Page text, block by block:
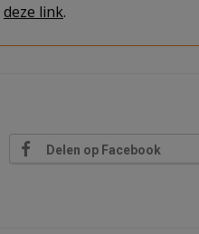
deze link.
Delen op Facebook